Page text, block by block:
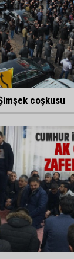
coşkusu